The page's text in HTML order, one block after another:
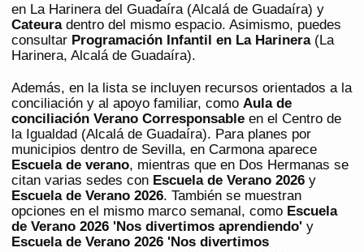
en La Harinera del Guadaíra (Alcalá de Guadaíra) y
Cateuradentro del mismo espacio. Asimismo, puedes
consultar Programación Infantil en La Harinera(La
Harinera, Alcalá de Guadaíra).
Además, en la lista se incluyen recursos orientados a la
conciliación y al apoyo familiar, como Aula de
conciliación Verano Corresponsable en el Centro de
la Igualdad (Alcalá de Guadaíra). Para planes por
municipios dentro de Sevilla, en Carmona aparece
Escuela de verano, mientras que en Dos Hermanas se
citan varias sedes con Escuela de Verano 2026 y
Escuela de Verano 2026. También se muestran
opciones en el mismo marco semanal, como Escuela
de Verano 2026 'Nos divertimos aprendiendo' y
Escuela de Verano 2026 'Nos divertimos